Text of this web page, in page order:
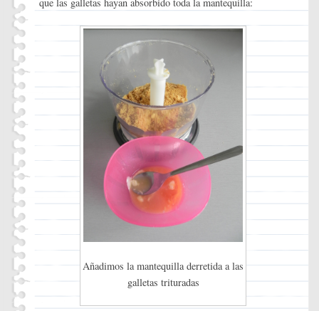
Añadimos la mantequilla derretida a las
galletas trituradas